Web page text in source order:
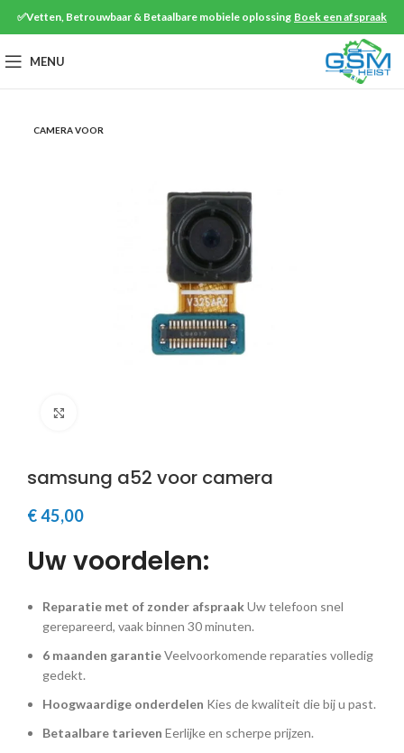
✅Vetten, Betrouwbaar & Betaalbare mobiele oplossing Boek een afspraak
MENU
CAMERA VOOR
samsung a52 voor camera
€45,00
Uw voordelen:
Reparatie met of zonder afspraakUw telefoon snel
gerepareerd, vaak binnen 30 minuten.
6 maanden garantieVeelvoorkomende reparaties volledig
gedekt.
Hoogwaardige onderdelen Kies de kwaliteit die bij u past.
Betaalbare tarieven Eerlijke en scherpe prijzen.